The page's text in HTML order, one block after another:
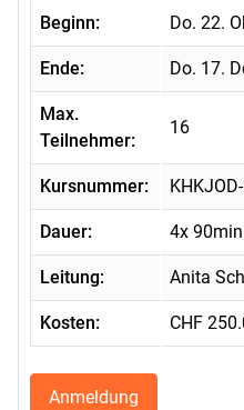
Beginn: Do. 22.
Ende: Do. 17.
Max.
Teilnehmer:
16
Kursnummer:
Dauer: 4x 90min
Leitung: Anita
Kosten: CHF
Anmeldung